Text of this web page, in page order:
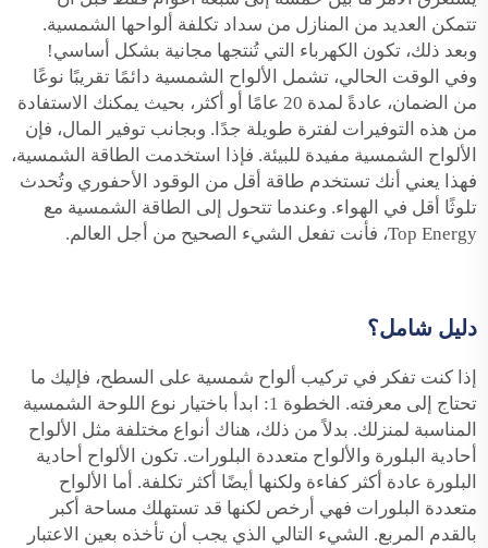
تتمكن العديد من المنازل من سداد تكلفة ألواحها الشمسية.
وبعد ذلك، تكون الكهرباء التي تُنتجها مجانية بشكل أساسي!
وفي الوقت الحالي، تشمل الألواح الشمسية دائمًا تقريبًا نوعًا
من الضمان، عادةً لمدة 20 عامًا أو أكثر، بحيث يمكنك الاستفادة
من هذه التوفيرات لفترة طويلة جدًا. وبجانب توفير المال، فإن
الألواح الشمسية مفيدة للبيئة. فإذا استخدمت الطاقة الشمسية،
فهذا يعني أنك تستخدم طاقة أقل من الوقود الأحفوري وتُحدث
تلوثًا أقل في الهواء. وعندما تتحول إلى الطاقة الشمسية مع
Top Energy، فأنت تفعل الشيء الصحيح من أجل العالم.
دليل شامل؟
إذا كنت تفكر في تركيب ألواح شمسية على السطح، فإليك ما
تحتاج إلى معرفته. الخطوة 1: ابدأ باختيار نوع اللوحة الشمسية
المناسبة لمنزلك. بدلاً من ذلك، هناك أنواع مختلفة مثل الألواح
أحادية البلورة والألواح متعددة البلورات. تكون الألواح أحادية
البلورة عادة أكثر كفاءة ولكنها أيضًا أكثر تكلفة. أما الألواح
متعددة البلورات فهي أرخص لكنها قد تستهلك مساحة أكبر
بالقدم المربع. الشيء التالي الذي يجب أن تأخذه بعين الاعتبار